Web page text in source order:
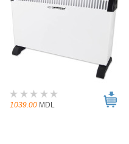
1039.00 MDL